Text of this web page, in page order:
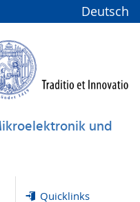
Deutsch
und
Quicklinks